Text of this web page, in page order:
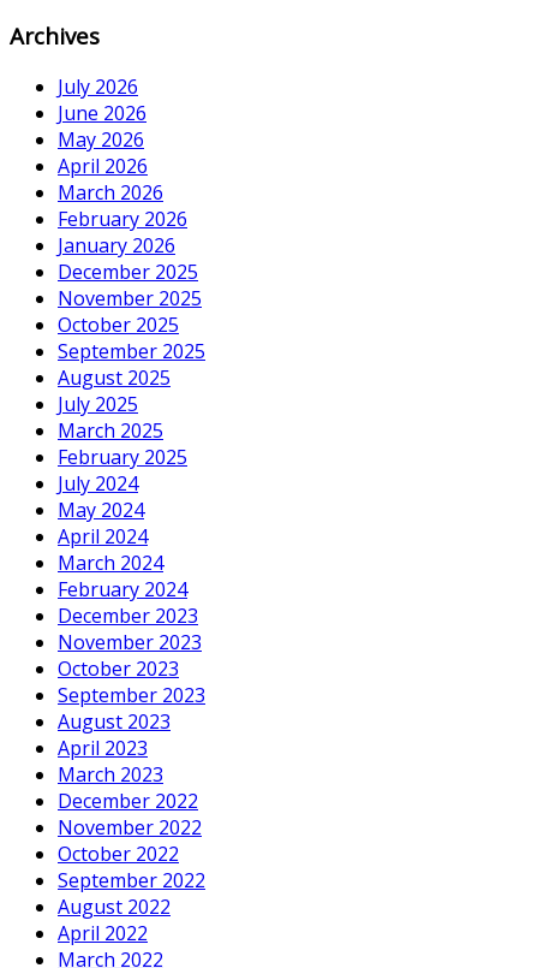
Archives
July 2026
June 2026
May 2026
April 2026
March 2026
February 2026
January 2026
December 2025
November 2025
October 2025
September 2025
August 2025
July 2025
March 2025
February 2025
July 2024
May 2024
April 2024
March 2024
February 2024
December 2023
November 2023
October 2023
September 2023
August 2023
April 2023
March 2023
December 2022
November 2022
October 2022
September 2022
August 2022
April 2022
March 2022